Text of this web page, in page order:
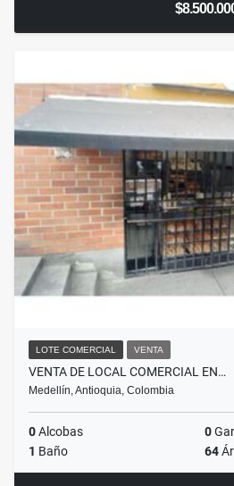
LOTE COMERCIAL VENTA
VENTA DE LOCAL COMERCIAL EN…
Medellín, Antioquia, Colombia
0Alcobas 0
1 Baño 64